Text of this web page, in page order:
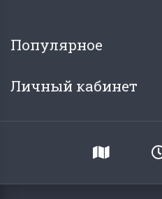
Популярное
Личный кабинет